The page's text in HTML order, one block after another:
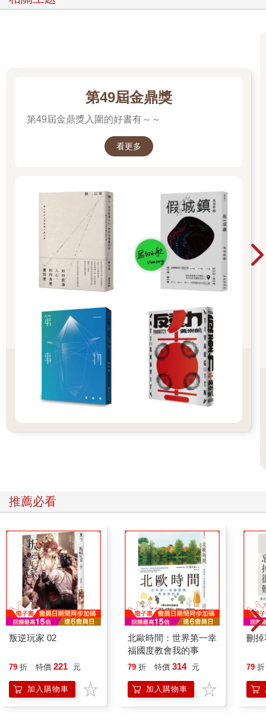
活，以寫小說糊口。若就年代而論大約是昭和十年左右。
人，好像覺得我綁了什麼怪腰繩似的。我的小說也被評為只不過
是突梯古怪，令我暗自憂鬱。被世人譏為怪人或奇人者，往往意
外地怯懦膽小，多半只是為了保護自己才故作古怪。可能還是對
德非常堅持的男人。可是，似乎有許多人以為我完全漠視道德倫
理，其實正好相好。
然而，正如我前面也提過的，正因個性軟弱所以至少必須承認那
種軟弱本身。況且我也無法與人爭論，雖說這也是我的弱點，但
我總覺得多少也包含了自己的基督教主義精神。
談到基督教主義，我現在住的是名符其實的破屋。我當然也想住
一般人的好房子。有時也覺得孩子可憐。但我就是無法住好房
子。那並非從無產階級意識或無產階級主義學來的，好像只是因
為頑固地認定耶穌基督說的「汝當愛鄰人如愛己」那句話。但最
近我深深感到，愛鄰人如愛己，實在不易做到。人都是一樣的。
這種思想恐怕只會逼人走上自絕之路。
對於耶穌基督的「汝當愛鄰人如愛己」這句話，我一定是理解錯
誤吧。那應該有別的意思吧。當我這麼想時，我想起「如愛己」
這幾個字。還是得愛自己。如果討厭自己，或者虐待自己來愛別
人，那當然只能自殺，這點我雖然已隱約發現，但那只是理論
但我還是一如以往，不，甚至必須過著比以往更不堪的生活。想
到自己這種不幸，難道自己一輩子都不可能幸福嗎？這不是多愁
善感的情懷，最近我感到特別明瞭。
這麼東想西想就忍不住要喝酒。我不認為酒可以左右自己的文學
觀與作品，但酒非常動搖我的生活。之前也提過，我就算與人見
面也口齒笨拙，事後總是很懊惱應該怎樣怎樣說才對。每次與人
會晤時幾乎總是頭昏腦脹，偏又生就非說不可的性子，因此往往
忍不住喝酒。也因此一再殘害健康或導致經濟困窘，家庭總有貧
寒之貌。睡過一覺後雖也曾亟思種種改進之道，但這種毛病好像
已經到了至死方休的地步。
然，毫無自信。因此，有時不免覺得，膽小如我，還要養活妻
小，毋寧堪稱悲慘。
第49屆金鼎獎
第49屆金鼎獎入圍的好書有～～
看更多
推薦必看
叛逆玩家 02
79 折 特價 221 元
加入購物車
北歐時間：世界第一幸
福國度教會我的事
79 折 特價 314 元
加入購物車
刪
79 折